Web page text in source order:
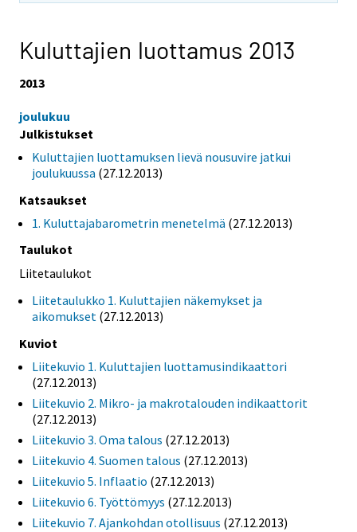
Kuluttajien luottamus 2013
2013
joulukuu
Julkistukset
Kuluttajien luottamuksen lievä nousuvire jatkui
joulukuussa (27.12.2013)
Katsaukset
1. Kuluttajabarometrin menetelmä (27.12.2013)
Taulukot
Liitetaulukot
Liitetaulukko 1. Kuluttajien näkemykset ja
aikomukset (27.12.2013)
Kuviot
Liitekuvio 1. Kuluttajien luottamusindikaattori
(27.12.2013)
Liitekuvio 2. Mikro- ja makrotalouden indikaattorit
(27.12.2013)
Liitekuvio 3. Oma talous (27.12.2013)
Liitekuvio 4. Suomen talous (27.12.2013)
Liitekuvio 5. Inflaatio (27.12.2013)
Liitekuvio 6. Työttömyys (27.12.2013)
Liitekuvio 7. Ajankohdan otollisuus (27.12.2013)